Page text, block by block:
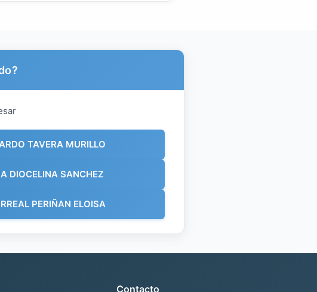
TAVERA MURILLO
DIOCELINA SANCHEZ
PERIÑAN ELOISA
Contacto